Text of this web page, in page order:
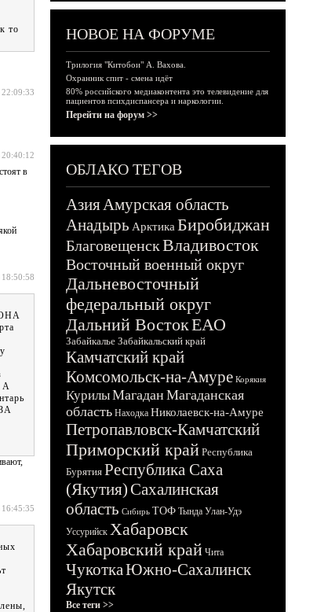
то
в
А
НОВОЕ НА ФОРУМЕ
Трилогия "Китобои" А. Вахова.
Охранник спит - смена идёт
80% российского медиаконтента это телевидение для
пациентов психдиспансера и наркологии.
Перейти на форум >>
ОБЛАКО ТЕГОВ
АзияАмурская область
Анадырь Арктика Биробиджан
БлаговещенскВладивосток
Восточный военный округ
Дальневосточный
федеральный округ
Дальний ВостокЕАО
Забайкалье Забайкальский край
Камчатский край
Комсомольск-на-Амуре Корякия
КурилыМагадан Магаданская
область Находка Николаевск-на-Амуре
Петропавловск-Камчатский
Приморский край Республика
Бурятия Республика Саха
(Якутия)Сахалинская
область Сибирь ТОФ Тында Улан-Удэ
Уссурийск Хабаровск
Хабаровский край Чита
ЧукоткаЮжно-Сахалинск
Якутск
Все теги >>